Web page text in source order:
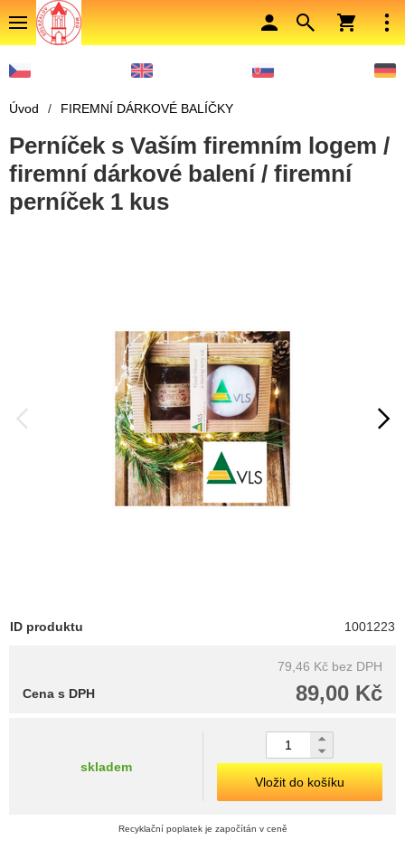
Úvod / FIREMNÍ DÁRKOVÉ BALÍČKY
Perníček s Vaším firemním logem /
firemní dárkové balení / firemní
perníček 1 kus
ID produktu 1001223
79,46 Kč bez DPH
89,00 Kč
Cena s DPH
skladem
Vložit do košíku
Recyklační poplatek je započítán v ceně